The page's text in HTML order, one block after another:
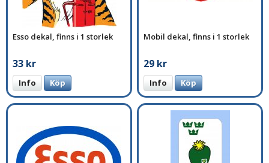
Esso dekal, finns i 1 storlek
33 kr
Info Köp
Mobil dekal, finns i 1 storlek
29 kr
Info Köp